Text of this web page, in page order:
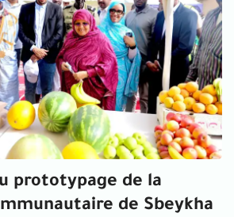
prototypage de la
de Sbeykha